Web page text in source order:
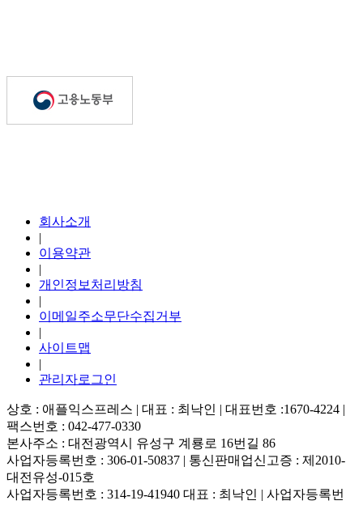
회사소개
|
이용약관
|
개인정보처리방침
|
이메일주소무단수집거부
|
사이트맵
|
관리자로그인
상호 : 애플익스프레스 | 대표 : 최낙인 | 대표번호 :1670-4224 |
팩스번호 : 042-477-0330
본사주소 : 대전광역시 유성구 계룡로 16번길 86
사업자등록번호 : 306-01-50837 | 통신판매업신고증 : 제2010-
대전유성-015호
사업자등록번호 : 314-19-41940 대표 : 최낙인 | 사업자등록번